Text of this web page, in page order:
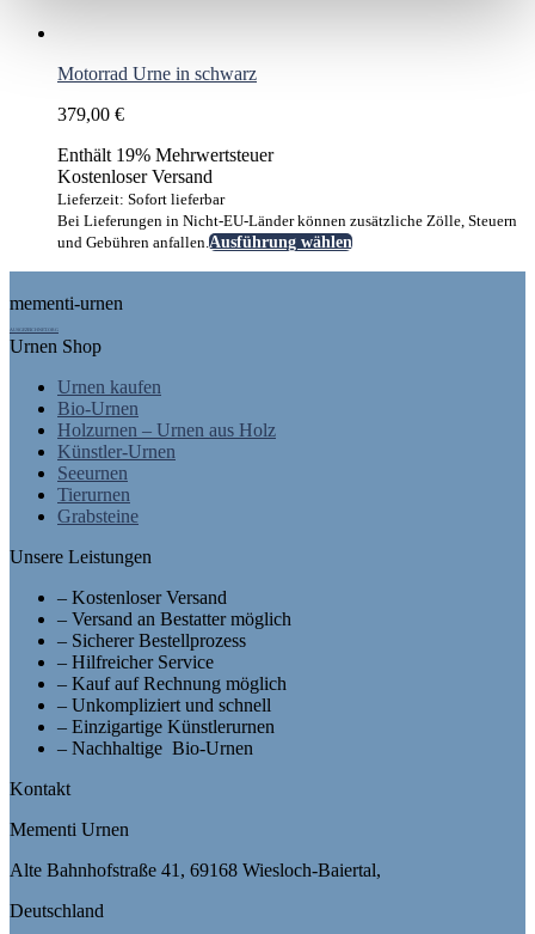
Motorrad Urne in schwarz
379,00 €
Enthält 19% Mehrwertsteuer
Kostenloser Versand
Lieferzeit: Sofort lieferbar
Bei Lieferungen in Nicht-EU-Länder können zusätzliche Zölle, Steuern
und Gebühren anfallen.Ausführung wählenDieses
mementi-urnen
AUSGEZEICHNET.ORG
Urnen Shop
Urnen kaufen
Bio-Urnen
Holzurnen – Urnen aus Holz
Künstler-Urnen
Seeurnen
Tierurnen
Grabsteine
Unsere Leistungen
– Kostenloser Versand
– Versand an Bestatter möglich
– Sicherer Bestellprozess
– Hilfreicher Service
– Kauf auf Rechnung möglich
– Unkompliziert und schnell
– Einzigartige Künstlerurnen
– Nachhaltige Bio-Urnen
Kontakt
Mementi Urnen
Alte Bahnhofstraße 41, 69168 Wiesloch-Baiertal,
Deutschland